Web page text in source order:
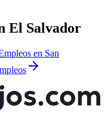
El Salvador
en San